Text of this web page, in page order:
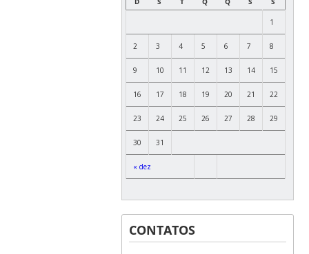
« dez
1
2 3 4 5 6 7 8
9 10 11 12 13 14 15
16 17 18 19 20 21 22
23 24 25 26 27 28 29
30 31
CONTATOS